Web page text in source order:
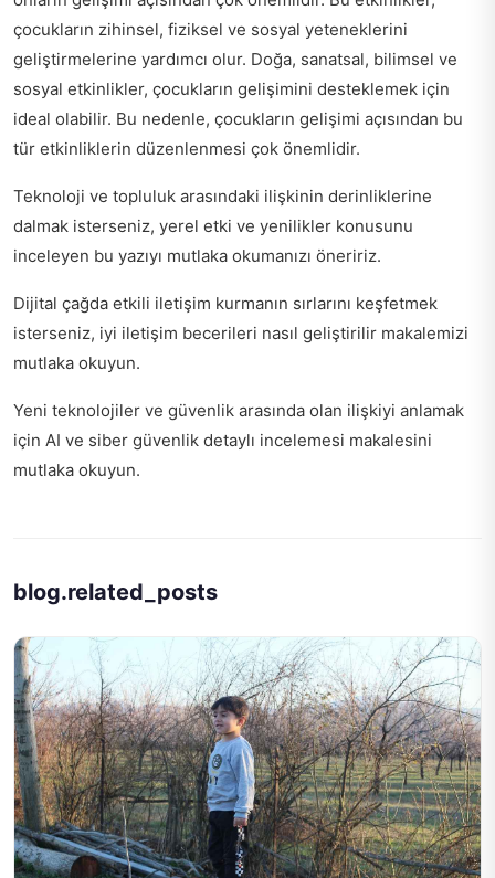
çocukların zihinsel, fiziksel ve sosyal yeteneklerini
geliştirmelerine yardımcı olur. Doğa, sanatsal, bilimsel ve
sosyal etkinlikler, çocukların gelişimini desteklemek için
ideal olabilir. Bu nedenle, çocukların gelişimi açısından bu
tür etkinliklerin düzenlenmesi çok önemlidir.
Teknoloji ve topluluk arasındaki ilişkinin derinliklerine
dalmak isterseniz, yerel etki ve yenilikler konusunu
inceleyen bu yazıyı mutlaka okumanızı öneririz.
Dijital çağda etkili iletişim kurmanın sırlarını keşfetmek
isterseniz, iyi iletişim becerileri nasıl geliştirilir makalemizi
mutlaka okuyun.
Yeni teknolojiler ve güvenlik arasında olan ilişkiyi anlamak
için AI ve siber güvenlik detaylı incelemesi makalesini
mutlaka okuyun.
blog.related_posts